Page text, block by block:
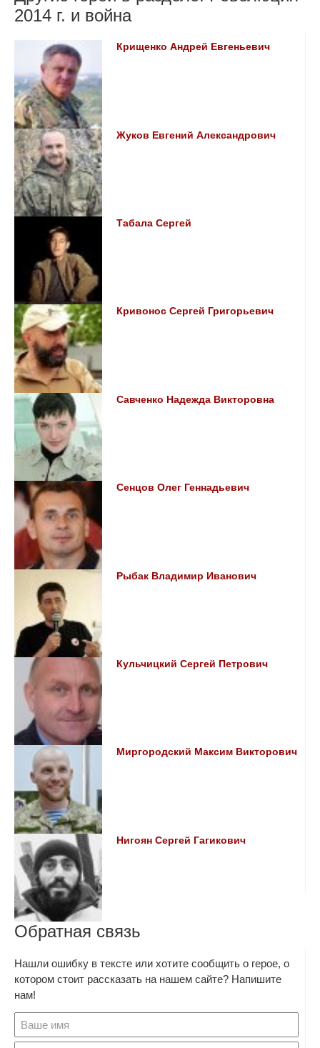
2014 г. и война
Крищенко Андрей Евгеньевич
Жуков Евгений Александрович
Табала Сергей
Кривонос Сергей Григорьевич
Савченко Надежда Викторовна
Сенцов Олег Геннадьевич
Рыбак Владимир Иванович
Кульчицкий Сергей Петрович
Миргородский Максим Викторович
Нигоян Сергей Гагикович
Обратная связь
Нашли ошибку в тексте или хотите сообщить о герое, о
котором стоит рассказать на нашем сайте? Напишите
нам!